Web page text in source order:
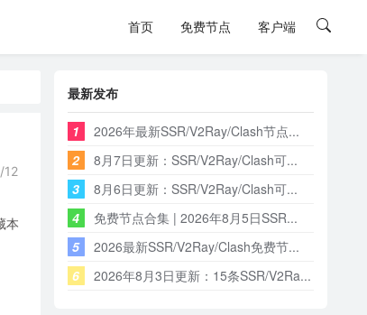
首页 免费节点 客户端
12
本
最新发布
1
2026年最新SSR/V2Ray/Clash节点...
2
8月7日更新：SSR/V2Ray/Clash可...
3
8月6日更新：SSR/V2Ray/Clash可...
4
免费节点合集 | 2026年8月5日SSR...
5
2026最新SSR/V2Ray/Clash免费节...
6
2026年8月3日更新：15条SSR/V2Ra...